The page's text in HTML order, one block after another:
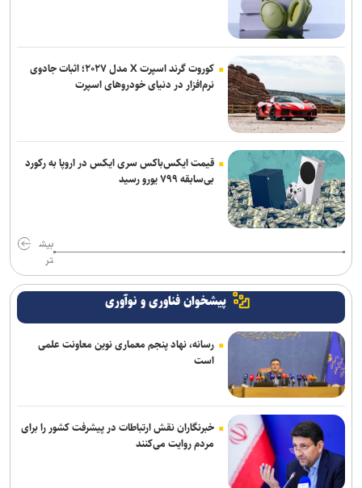
پیدا شدن شواهد علمی از بمباران لامرد با فسفر/ نتایج در نشریات
بین‌المللی منتشر می‌شود
شرایط ورود به جشنواره رازی؛ اچ‌ایندکس ۲۰ برای محققان برجسته
خبرنگاران در خط مقدم روایت حقیقت و صیانت از هویت و عزت ملی قرار
دارند
کوروت گرند اسپرت X مدل ۲۰۲۷؛ اثبات جادوی
نرم‌افزار در دنیای خودروهای اسپرت
قیمت ایکس‌باکس سری ایکس در اروپا به رکورد
بی‌سابقه ۷۹۹ یورو رسید
بیش
تر
پیشخوان فناوری و نوآوری
رسانه، نهاد پنجم معماری نوین معاونت علمی
است
خبرنگاران نقش ارتباطات در پیشرفت کشور را برای
مردم روایت می‌کنند